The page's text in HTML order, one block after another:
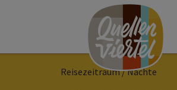
Accesskey
Accesskey
[1]
Zum SeitenanfangAccesskey
[2]
Reisezeitraum / Nächte